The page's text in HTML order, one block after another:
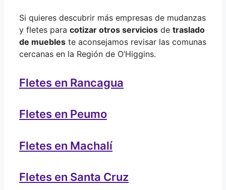
Si quieres descubrir más empresas de mudanzas
y fletes para cotizar otros servicios de traslado
de muebles te aconsejamos revisar las comunas
cercanas en la Región de O’Higgins.
Fletes en Rancagua
Fletes en Peumo
Fletes en Machalí
Fletes en Santa Cruz